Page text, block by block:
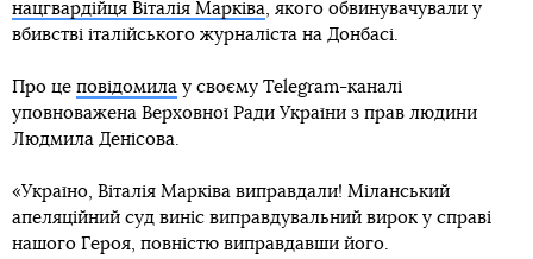
нацгвардійця Віталія Марківа, якого обвинувачували у
вбивстві італійського журналіста на Донбасі.
Про це повідомила у своєму Telegram-каналі
уповноважена Верховної Ради України з прав людини
Людмила Денісова.
«Україно, Віталія Марківа виправдали! Міланський
апеляційний суд виніс виправдувальний вирок у справі
нашого Героя, повністю виправдавши його.